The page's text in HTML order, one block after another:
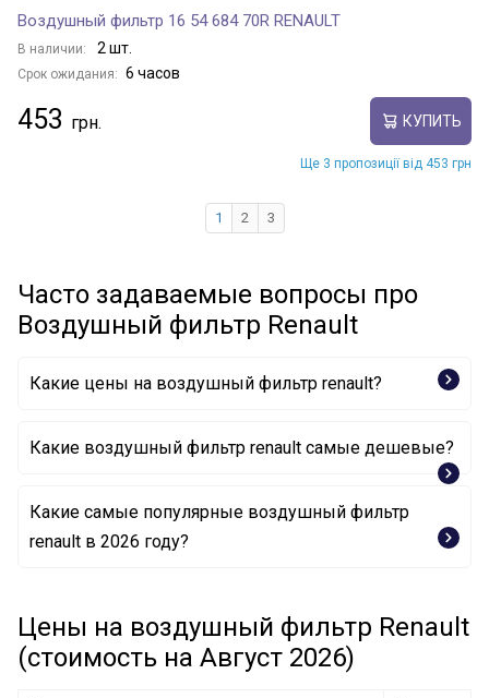
Воздушный фильтр 16 54 684 70R RENAULT
В наличии: 2 шт.
Срок ожидания: 6 часов
453 КУПИТЬ
Ще 3 пропозиції від 453 грн
1 2 3
Часто задаваемые вопросы про
Воздушный фильтр Renault
Какие цены на воздушный фильтр renault?
Какие воздушный фильтр renault самые дешевые?
Воздушный фильтр 77 01 037 174 RENAULT
Воздушный фильтр 16 54 605 88R RENAULT
Какие самые популярные воздушный фильтр
renault в 2026 году?
Воздушный фильтр 8660003761 RENAULT
Воздушный фильтр 16 54 632 05R RENAULT
Воздушный фильтр 16 54 677 51R RENAULT
Цены на воздушный фильтр Renault
(стоимость на Август 2026)